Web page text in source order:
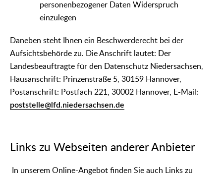
personenbezogener Daten Widerspruch
einzulegen
Daneben steht Ihnen ein Beschwerderecht bei der
Aufsichtsbehörde zu. Die Anschrift lautet: Der
Landesbeauftragte für den Datenschutz Niedersachsen,
Hausanschrift: Prinzenstraße 5, 30159 Hannover,
Postanschrift: Postfach 221, 30002 Hannover, E-Mail:
poststelle@lfd.niedersachsen.de
Links zu Webseiten anderer Anbieter
In unserem Online-Angebot finden Sie auch Links zu